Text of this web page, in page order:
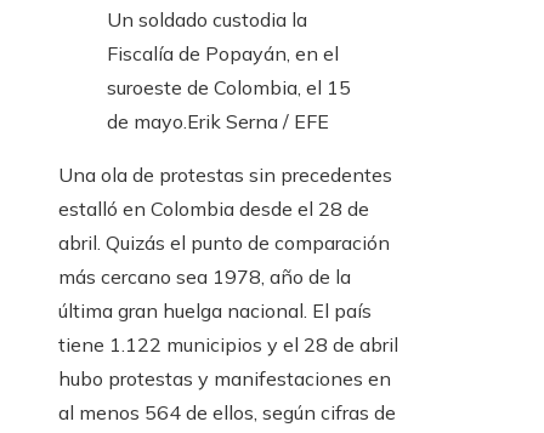
Un soldado custodia la
Fiscalía de Popayán, en el
suroeste de Colombia, el 15
de mayo.Erik Serna / EFE
Una ola de protestas sin precedentes
estalló en Colombia desde el 28 de
abril. Quizás el punto de comparación
más cercano sea 1978, año de la
última gran huelga nacional. El país
tiene 1.122 municipios y el 28 de abril
hubo protestas y manifestaciones en
al menos 564 de ellos, según cifras de